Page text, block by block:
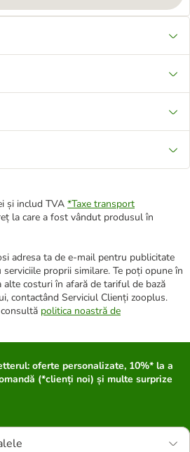
și includ TVA *Taxe transport
la care a fost vândut produsul în
adresa ta de e-mail pentru publicitate
proprii similare. Te poți opune în
costuri în afară de tariful de bază
contactând Serviciul Clienți zooplus.
politica noastră de
oferte personalizate, 10%* la a
(*clienți noi) și multe surprize